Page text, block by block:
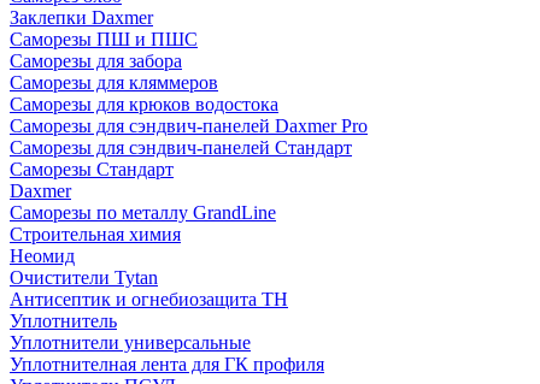
Заклепки Daxmer
Саморезы ПШ и ПШС
Саморезы для забора
Саморезы для кляммеров
Саморезы для крюков водостока
Саморезы для сэндвич-панелей Daxmer Pro
Саморезы для сэндвич-панелей Стандарт
Саморезы Стандарт
Daxmer
Саморезы по металлу GrandLine
Строительная химия
Неомид
Очистители Tytan
Антисептик и огнебиозащита ТН
Уплотнитель
Уплотнители универсальные
Уплотнителная лента для ГК профиля